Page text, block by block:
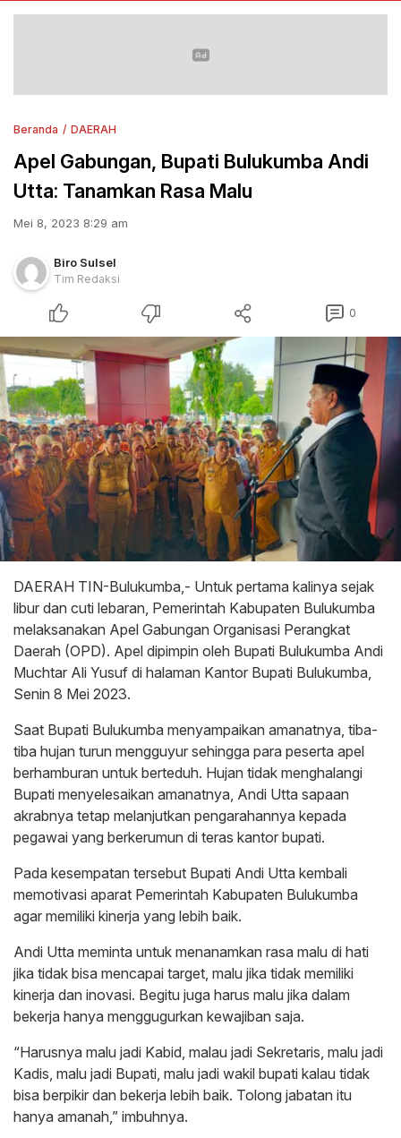
Beranda DAERAH
Apel Gabungan, Bupati Bulukumba Andi
Utta: Tanamkan Rasa Malu
Mei 8, 2023 8:29 am
Biro Sulsel
Tim Redaksi
0
DAERAH TIN-Bulukumba,- Untuk pertama kalinya sejak
libur dan cuti lebaran, Pemerintah Kabupaten Bulukumba
melaksanakan Apel Gabungan Organisasi Perangkat
Daerah (OPD). Apel dipimpin oleh Bupati Bulukumba Andi
Muchtar Ali Yusuf di halaman Kantor Bupati Bulukumba,
Senin 8 Mei 2023.
Saat Bupati Bulukumba menyampaikan amanatnya, tiba-
tiba hujan turun mengguyur sehingga para peserta apel
berhamburan untuk berteduh. Hujan tidak menghalangi
Bupati menyelesaikan amanatnya, Andi Utta sapaan
akrabnya tetap melanjutkan pengarahannya kepada
pegawai yang berkerumun di teras kantor bupati.
Pada kesempatan tersebut Bupati Andi Utta kembali
memotivasi aparat Pemerintah Kabupaten Bulukumba
agar memiliki kinerja yang lebih baik.
Andi Utta meminta untuk menanamkan rasa malu di hati
jika tidak bisa mencapai target, malu jika tidak memiliki
kinerja dan inovasi. Begitu juga harus malu jika dalam
bekerja hanya menggugurkan kewajiban saja.
“Harusnya malu jadi Kabid, malau jadi Sekretaris, malu jadi
Kadis, malu jadi Bupati, malu jadi wakil bupati kalau tidak
bisa berpikir dan bekerja lebih baik. Tolong jabatan itu
hanya amanah,” imbuhnya.